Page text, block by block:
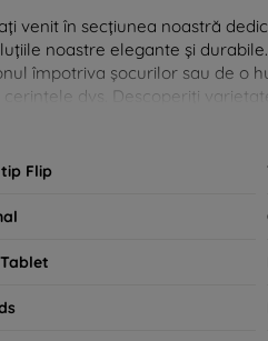
venit în secțiunea noastră
noastre elegante și
împotriva șocurilor sau de o
dvs. Descoperiți
Flip